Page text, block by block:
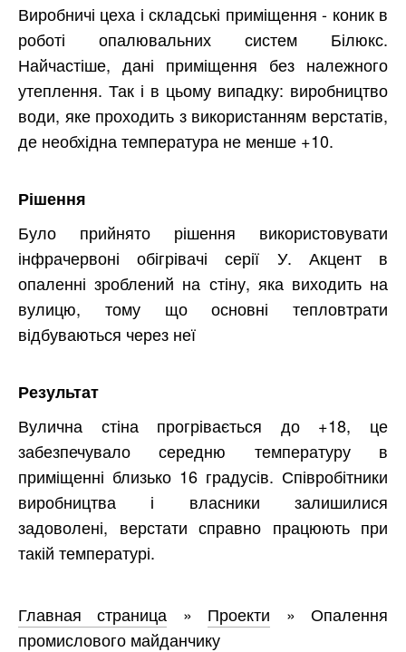
Виробничі цеха і складські приміщення - коник в
роботі опалювальних систем Білюкс.
Найчастіше, дані приміщення без належного
утеплення. Так і в цьому випадку: виробництво
води, яке проходить з використанням верстатів,
де необхідна температура не менше +10.
Рішення
Було прийнято рішення використовувати
інфрачервоні обігрівачі серії У. Акцент в
опаленні зроблений на стіну, яка виходить на
вулицю, тому що основні тепловтрати
відбуваються через неї
Результат
Вулична стіна прогрівається до +18, це
забезпечувало середню температуру в
приміщенні близько 16 градусів. Співробітники
виробництва і власники залишилися
задоволені, верстати справно працюють при
такій температурі.
Главная страница » Проекти »Опалення
промислового майданчику